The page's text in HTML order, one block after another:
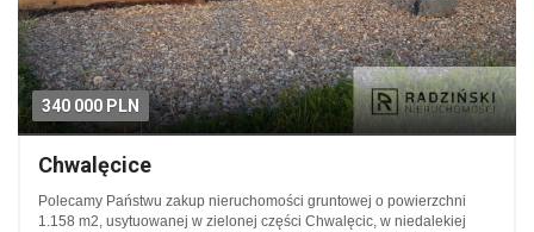
340 000 PLN
Chwalęcice
Polecamy Państwu zakup nieruchomości gruntowej o powierzchni
1.158 m2, usytuowanej w zielonej części Chwalęcic, w niedalekiej